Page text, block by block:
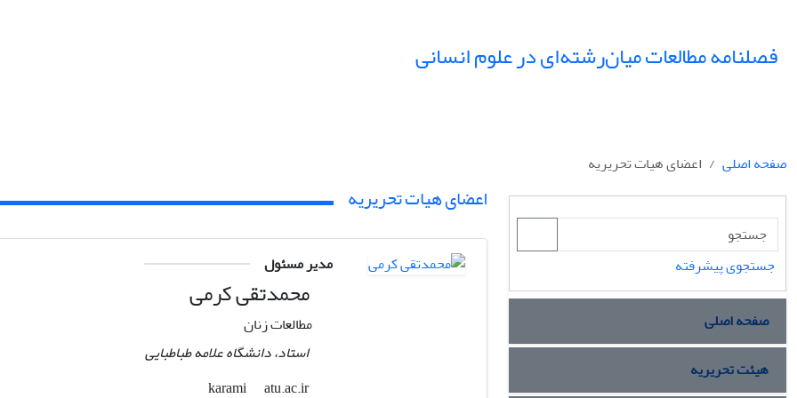
فصلنامه مطالعات میان‌رشته‌ای در علوم انسانی
صفحه اصلی اعضای هیات تحریریه
جستجوی پیشرفته
صفحه اصلی
هیئت تحریریه
اعضای هیات تحریریه
مدیر مسئول
محمدتقی کرمی
مطالعات زنان
استاد، دانشگاه علامه طباطبایی
karami
atu.ac.ir